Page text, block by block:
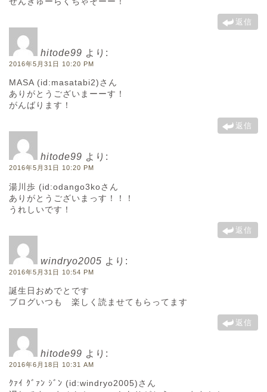
返信
hitode99 より:
2016年5月31日 10:20 PM
MASA (id:masatabi2)さん
ありがとうございまーーす！
がんばります！
返信
hitode99 より:
2016年5月31日 10:20 PM
湯川歩 (id:odango3koさん
ありがとうございまっす！！！
うれしいです！
返信
windryo2005 より:
2016年5月31日 10:54 PM
誕生日おめでとです
ブログいつも 楽しく読ませてもらってます
返信
hitode99 より:
2016年6月18日 10:31 AM
ｸｧｲ ｸﾞｧﾝ ｼﾞﾝ (id:windryo2005)さん